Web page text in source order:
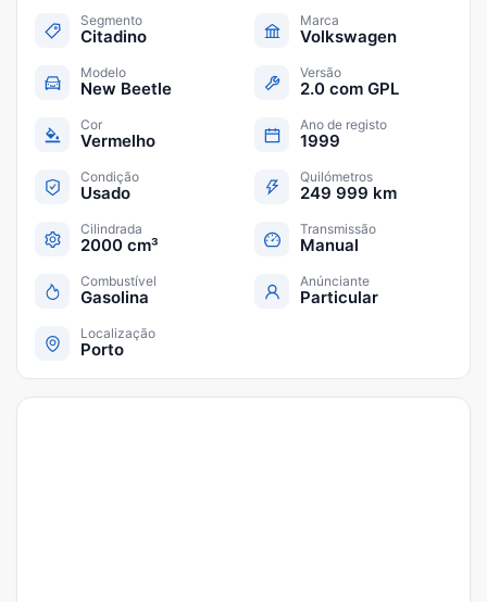
Segmento
Citadino
Marca
Volkswagen
Modelo
New Beetle
Versão
2.0 com GPL
Cor
Vermelho
Ano de registo
1999
Condição
Usado
Quilómetros
249 999 km
Cilindrada
2000 cm³
Transmissão
Manual
Combustível
Gasolina
Anúnciante
Particular
Localização
Porto